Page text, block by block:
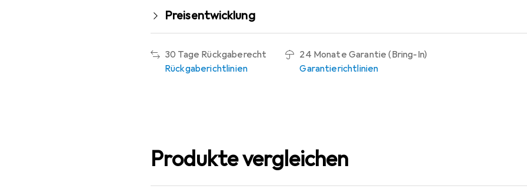
Preisentwicklung
30 Tage Rückgaberecht
Rückgaberichtlinien
24 Monate Garantie (Bring-In)
Garantierichtlinien
Produkte vergleichen